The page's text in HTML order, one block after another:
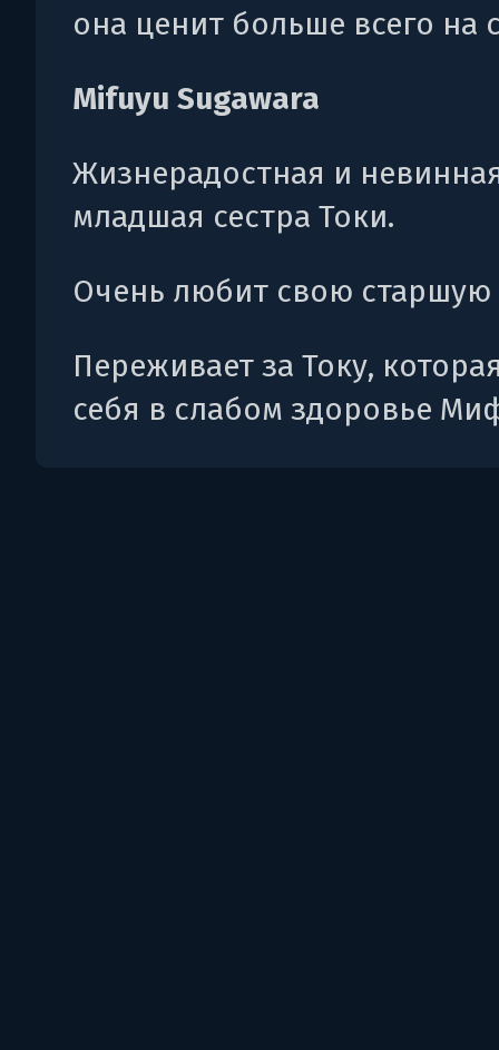
она ценит больше всего на
Mifuyu Sugawara
Жизнерадостная и
младшая сестра Токи.
Очень любит свою старшую
Переживает за Току,
себя в слабом здоровье